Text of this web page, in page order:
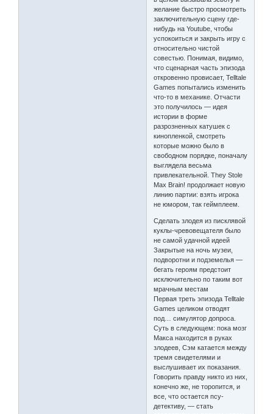
желание быстро просмотреть
заключительную сцену где-
нибудь на Youtube, чтобы
успокоиться и закрыть игру с
относительно чистой
совестью. Понимая, видимо,
что сценарная часть эпизода
откровенно провисает, Telltale
Games попытались изменить
что-то в механике. Отчасти
это получилось — идея
истории в форме
разрозненных катушек с
кинопленкой, смотреть
которые можно было в
свободном порядке, поначалу
выглядела весьма
привлекательной. They Stole
Max Brain! продолжает новую
линию партии: взять игрока
не юмором, так геймплеем.
Сделать злодея из писклявой
куклы-чревовещателя было
не самой удачной идеей
Закрытые на ночь музеи,
подворотни и подземелья —
бегать героям предстоит
исключительно по таким вот
мрачным местам
Первая треть эпизода Telltale
Games целиком отводят
под… симулятор допроса.
Суть в следующем: пока мозг
Макса находится в руках
злодеев, Сэм катается между
тремя свидетелями и
выслушивает их показания.
Говорить правду никто из них,
конечно же, не торопится, и
все, что остается псу-
детективу, — стать